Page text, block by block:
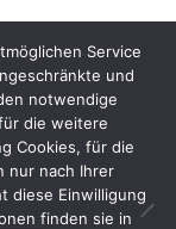
Service
und
notwendige
die weitere
Cookies, für die
nur nach Ihrer
diese Einwilligung
finden sie in